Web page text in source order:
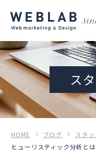
ス
HOME ブログ
スタ
ヒューリスティック分析と